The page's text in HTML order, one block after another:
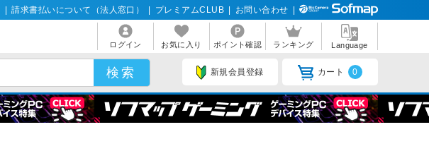
請求書払いについて（法人窓口） プレミアムCLUB お問い合わせ
ログイン お気に入り ポイント確認 ランキング Language
新規会員登録 カート 0